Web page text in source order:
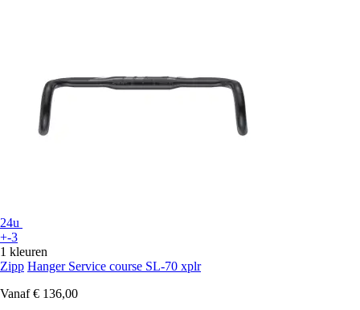
24u
+-3
1 kleuren
Zipp Hanger Service course SL-70 xplr
Vanaf € 136,00